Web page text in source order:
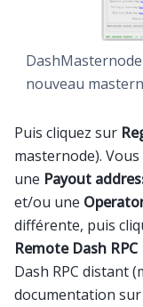
nouveau
Puis cliquez sur
masternode).
une Payout
et/ou une
différente, puis
Remote Dash
Dash RPC distant
documentation